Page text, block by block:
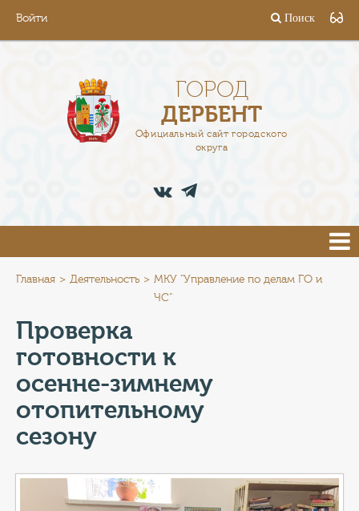
Войти Поиск
ГОРОД
ДЕРБЕНТ
Официальный сайт городского
округа
АДМИНИСТРАЦИЯ
ПРЕСС-ЦЕНТР
ТУРИСТАМ
КОНТАКТЫ
ГЕРОИ Z
КАТАЛОГ УСЛУГ
Главная Деятельность
МКУ "Управление по делам ГО и
ЧС"
Проверка
готовности к
осенне-зимнему
отопительному
сезону